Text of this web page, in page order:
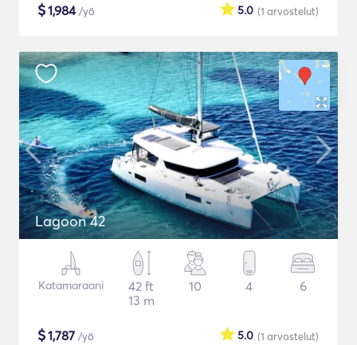
$1,984/yö (1 arvostelut)
5.0
Lagoon 42
Katamaraani
42 ft
13 m
10 4 6
$1,787 /yö (1 arvostelut)
5.0